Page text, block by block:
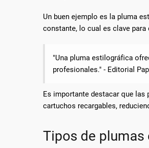
Un buen ejemplo es la pluma
constante, lo cual es clave
"Una pluma estilográfica
profesionales." - Editorial
Es importante destacar que
cartuchos recargables,
Tipos de